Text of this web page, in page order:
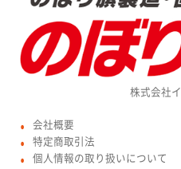
株式会社
● 会社概要
● 特定商取引法
● 個人情報の取り扱いについて